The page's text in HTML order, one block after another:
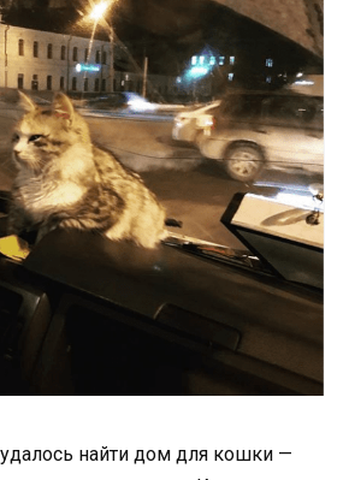
найти дом для кошки —